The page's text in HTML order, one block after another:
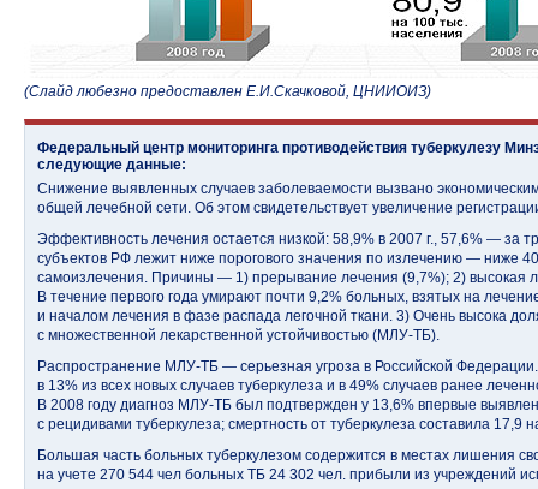
(Слайд любезно предоставлен Е.И.Скачковой, ЦНИИОИЗ)
Федеральный центр мониторинга противодействия туберкулезу
следующие данные:
Снижение выявленных случаев заболеваемости вызвано
общей лечебной сети. Об этом свидетельствует увеличение
Эффективность лечения остается низкой: 58,9% в 2007 г., 57,6% — за
субъектов РФ лежит ниже порогового значения по излечению — ниже
самоизлечения. Причины — 1) прерывание лечения (9,7%); 2) высокая
В течение первого года умирают почти 9,2% больных, взятых на
и началом лечения в фазе распада легочной ткани. 3) Очень высока
с множественной лекарственной устойчивостью (МЛУ-ТБ).
Распространение МЛУ-ТБ — серьезная угроза в Российской
в 13% из всех новых случаев туберкулеза и в 49% случаев ранее
В 2008 году диагноз МЛУ-ТБ был подтвержден у 13,6% впервые
с рецидивами туберкулеза; смертность от туберкулеза составила 17,9
Большая часть больных туберкулезом содержится в местах лишения
на учете 270 544 чел больных ТБ 24 302 чел. прибыли из учреждений